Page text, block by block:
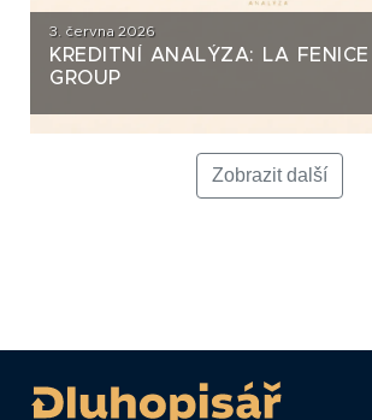
3. června 2026
KREDITNÍ ANALÝZA: LA FENICE
GROUP
Zobrazit další